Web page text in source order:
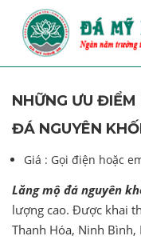
NHỮNG ƯU
ĐÁ NGUYÊN
Giá : Gọi điện hoặc
Lăng mộ đá nguyên
lượng cao. Được khai
Thanh Hóa, Ninh